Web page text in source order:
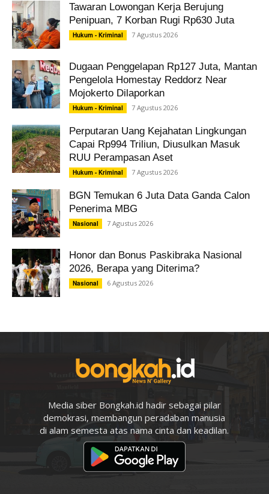
Tawaran Lowongan Kerja Berujung
Penipuan, 7 Korban Rugi Rp630 Juta
Hukum - Kriminal 7 Agustus 2026
Dugaan Penggelapan Rp127 Juta, Mantan
Pengelola Homestay Reddorz Near
Mojokerto Dilaporkan
Hukum - Kriminal 7 Agustus 2026
Perputaran Uang Kejahatan Lingkungan
Capai Rp994 Triliun, Diusulkan Masuk
RUU Perampasan Aset
Hukum - Kriminal 7 Agustus 2026
BGN Temukan 6 Juta Data Ganda Calon
Penerima MBG
Nasional 7 Agustus 2026
Honor dan Bonus Paskibraka Nasional
2026, Berapa yang Diterima?
Nasional 6 Agustus 2026
Media siber Bongkah.id hadir sebagai pilar
demokrasi, membangun peradaban manusia
di alam semesta atas nama cinta dan keadilan.